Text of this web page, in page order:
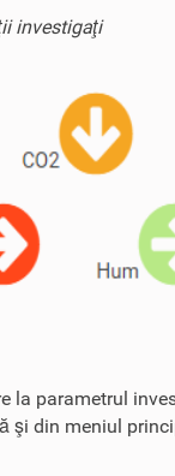
investigaţi
la parametrul
şi din meniul